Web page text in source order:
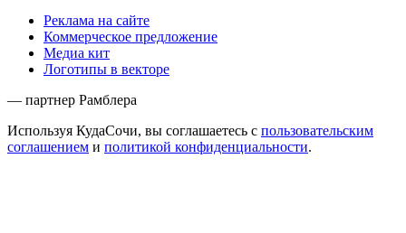
Реклама на сайте
Коммерческое предложение
Медиа кит
Логотипы в векторе
— партнер Рамблера
Используя КудаСочи, вы соглашаетесь с пользовательским
соглашением и политикой конфиденциальности.